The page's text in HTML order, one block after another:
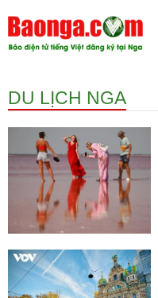
DU LỊCH NGA